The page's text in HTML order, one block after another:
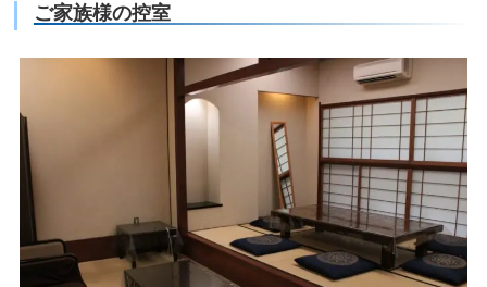
ご家族様の控室